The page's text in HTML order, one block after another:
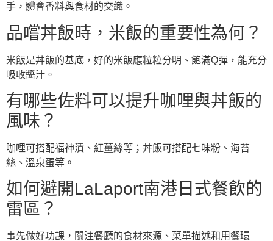
手，體會香料與食材的交織。
品嚐丼飯時，米飯的重要性為何？
米飯是丼飯的基底，好的米飯應粒粒分明、飽滿Q彈，能充分
吸收醬汁。
有哪些佐料可以提升咖哩與丼飯的
風味？
咖哩可搭配福神漬、紅薑絲等；丼飯可搭配七味粉、海苔
絲、溫泉蛋等。
如何避開LaLaport南港日式餐飲的
雷區？
事先做好功課，關注餐廳的食材來源、菜單描述和用餐環